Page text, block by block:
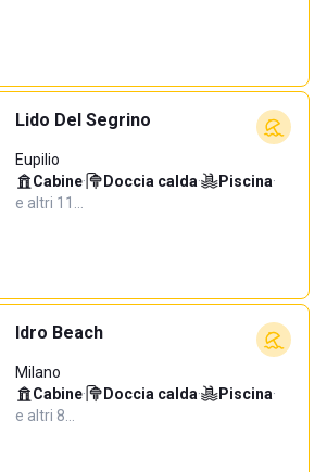
Lido Del Segrino
Eupilio
Cabine· Doccia calda· Piscina·
e altri 11…
Idro Beach
Milano
Cabine· Doccia calda· Piscina·
e altri 8…